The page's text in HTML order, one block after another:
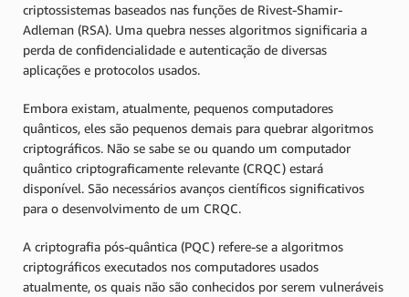
criptossistemas baseados nas funções de Rivest-Shamir-
Adleman (RSA). Uma quebra nesses algoritmos significaria a
perda de confidencialidade e autenticação de diversas
aplicações e protocolos usados.
Embora existam, atualmente, pequenos computadores
quânticos, eles são pequenos demais para quebrar algoritmos
criptográficos. Não se sabe se ou quando um computador
quântico criptograficamente relevante (CRQC) estará
disponível. São necessários avanços científicos significativos
para o desenvolvimento de um CRQC.
A criptografia pós-quântica (PQC) refere-se a algoritmos
criptográficos executados nos computadores usados
atualmente, os quais não são conhecidos por serem vulneráveis